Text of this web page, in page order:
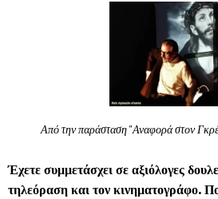
Από την παράσταση "Αναφορά στον
Έχετε συμμετάσχει σε αξιόλογες
τηλεόραση και τον κινηματογράφο.